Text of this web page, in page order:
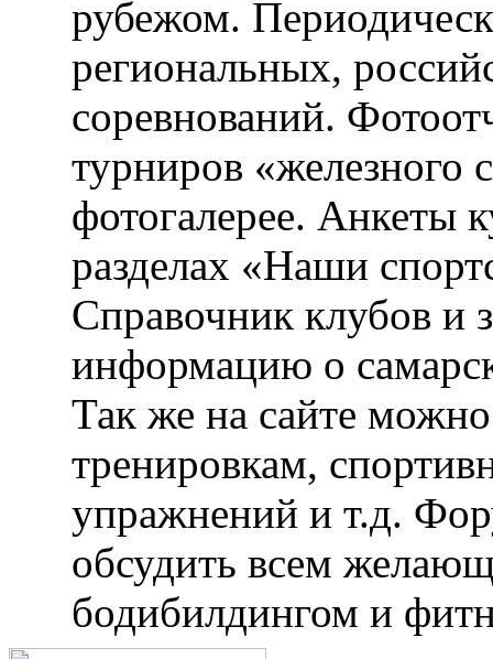
рубежом.
региональных,
соревнований.
турниров «железного
фотогалерее. Анкеты
разделах «Наши
Справочник клубов и
информацию о
Так же на сайте
тренировкам,
упражнений и т.д.
обсудить всем
бодибилдингом и